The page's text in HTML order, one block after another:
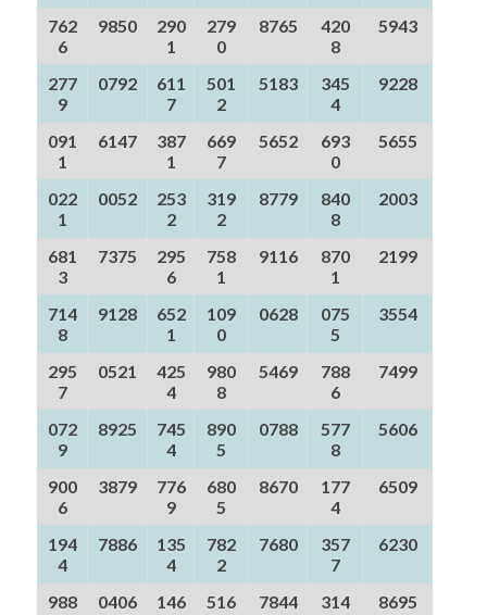
762
6
9850
290
1
279
0
8765
420
8
5943
277
9
0792
611
7
501
2
5183
345
4
9228
091
1
6147
387
1
669
7
5652
693
0
5655
022
1
0052
253
2
319
2
8779
840
8
2003
681
3
7375
295
6
758
1
9116
870
1
2199
714
8
9128
652
1
109
0
0628
075
5
3554
295
7
0521
425
4
980
8
5469
788
6
7499
072
9
8925
745
4
890
5
0788
577
8
5606
900
6
3879
776
9
680
5
8670
177
4
6509
194
4
7886
135
4
782
2
7680
357
7
6230
988
0406
146
516
7844
314
8695